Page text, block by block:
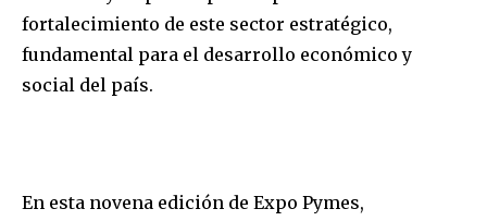
fortalecimiento de este sector estratégico,
fundamental para el desarrollo económico y
social del país.
En esta novena edición de Expo Pymes,